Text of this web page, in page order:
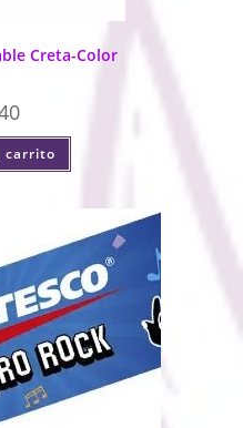
Creta-Color
carrito